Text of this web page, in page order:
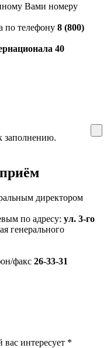
Вами номеру
по телефону 8 (800)
40
заполнению.
директором
по адресу: ул. 3-го
генерального
факс 26-33-31
интересует *